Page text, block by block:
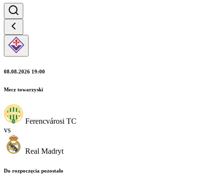
08.08.2026 19:00
Mecz towarzyski
Ferencvárosi TC
vs
Real Madryt
Do rozpoczęcia pozostało